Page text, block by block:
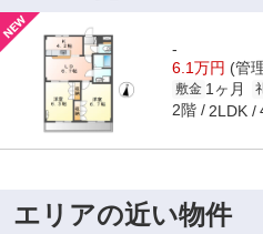
-
6.1万円 (管
敷金 1ヶ月
2階 2LDK
エリアの近い物件